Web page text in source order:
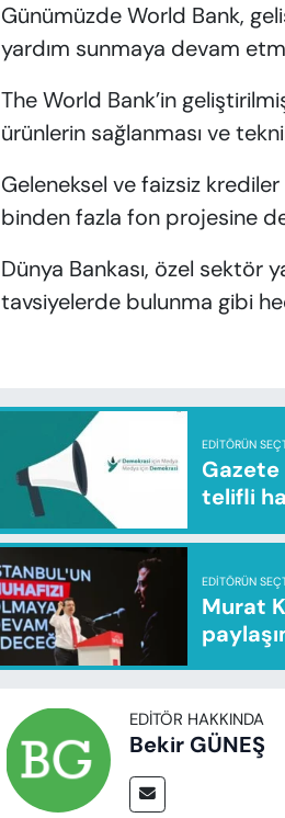
Günümüzde World Bank,
yardım sunmaya devam
The World Bank’in
ürünlerin sağlanması ve
Geleneksel ve faizsiz
binden fazla fon projesine
Dünya Bankası, özel sektör
tavsiyelerde bulunma gibi
EDITÖRÜN
telifli
EDITÖRÜN
Murat
EDITÖR HAKKINDA
Bekir GÜNEŞ